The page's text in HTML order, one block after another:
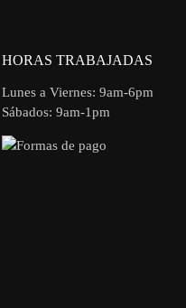
HORAS TRABAJADAS
Lunes a Viernes: 9am-6pm
Sábados: 9am-1pm